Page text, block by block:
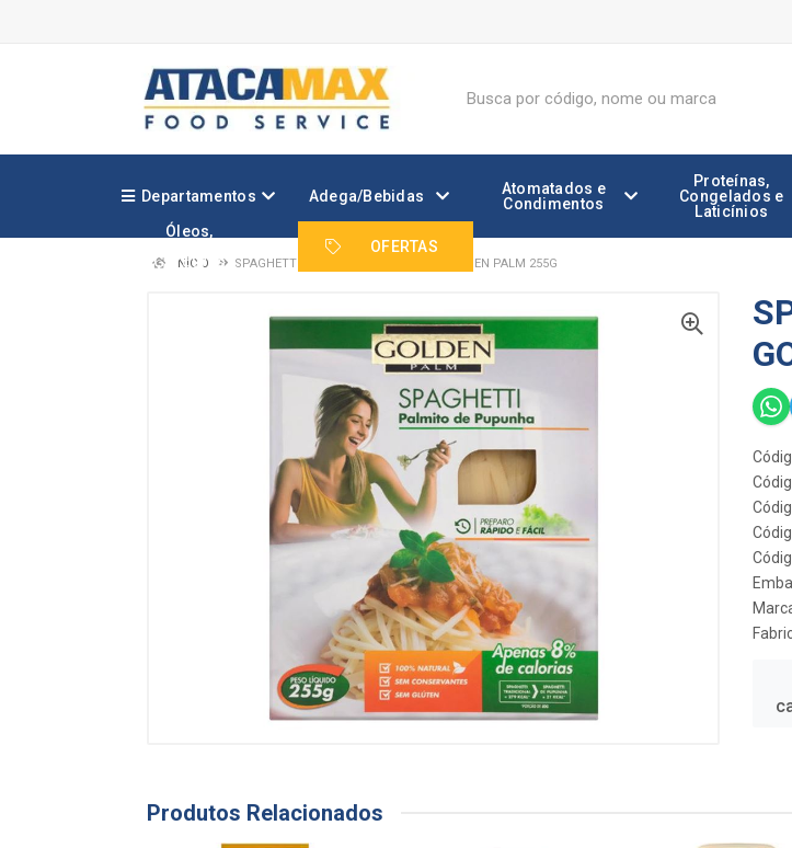
Departamentos Adega/Bebidas
Atomatados e
Condimentos
Proteínas,
Congelados e
Laticínios
Óleos,
Gorduras
OFERTAS
INÍCIO SPAGHETTI DE PALMITO PUPUNHA GOLDEN PALM 255G
Produtos Relacionados